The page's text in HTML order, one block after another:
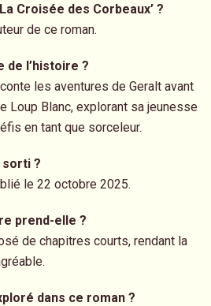
Croisée des Corbeaux’ ?
de ce roman.
de l’histoire ?
les aventures de Geralt avant
Loup Blanc, explorant sa jeunesse
en tant que sorceleur.
sorti ?
le 22 octobre 2025.
prend-elle ?
de chapitres courts, rendant la
dans ce roman ?